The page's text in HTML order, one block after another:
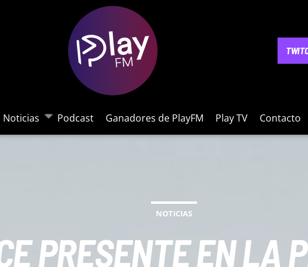
Noticias Podcast Ganadores de PlayFM Play TV Contacto
NOTICIAS
NOTICIAS
PRESENTE EN LA